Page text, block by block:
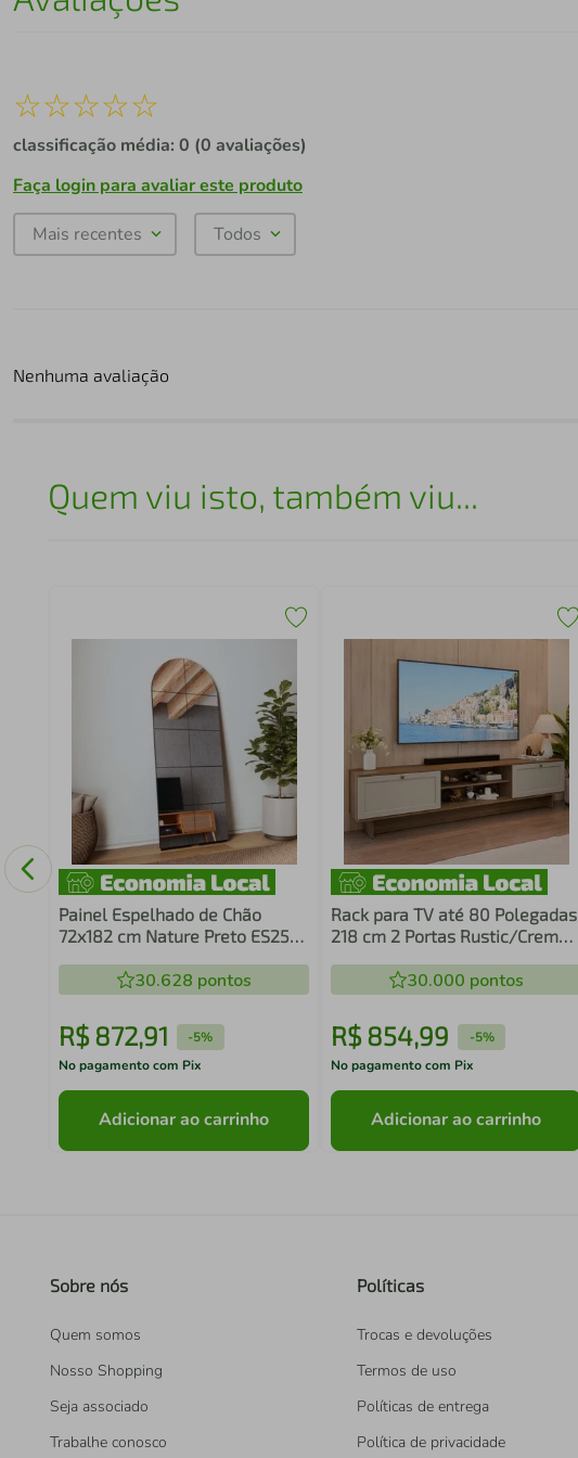
☆☆☆☆☆
classificação média: 0 (0 avaliações)
Faça login para avaliar este produto
Mais recentes Todos
Nenhuma avaliação
Quem viu isto, também viu...
Painel Espelhado de Chão
72x182 cm Nature Preto ES25
30.628 pontos
R$ 872,91 -5%
No pagamento com Pix
Adicionar ao carrinho
Rack para TV até 80 Polegadas
218 cm 2 Portas Rustic/Crema
30.000 pontos
R$ 854,99 -5%
No pagamento com Pix
Adicionar ao carrinho
Sobre nós
Quem somos
Nosso Shopping
Seja associado
Trabalhe conosco
Políticas
Trocas e devoluções
Termos de uso
Políticas de entrega
Política de privacidade